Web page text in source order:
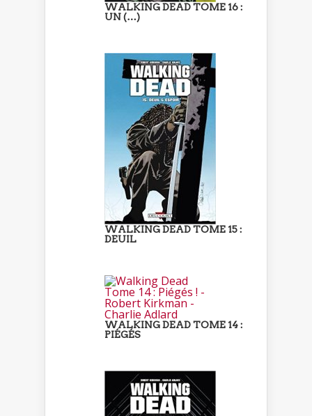
WALKING DEAD TOME 16 :
UN (…)
WALKING DEAD TOME 15 :
DEUIL
WALKING DEAD TOME 14 :
PIÉGÉS